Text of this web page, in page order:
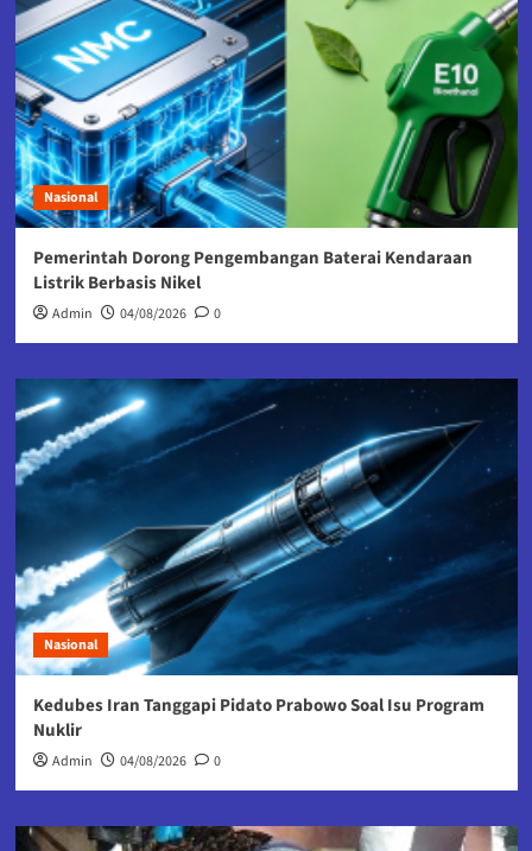
Nasional
Pemerintah Dorong Pengembangan Baterai Kendaraan
Listrik Berbasis Nikel
Admin 04/08/2026 0
Nasional
Kedubes Iran Tanggapi Pidato Prabowo Soal Isu Program
Nuklir
Admin 04/08/2026 0